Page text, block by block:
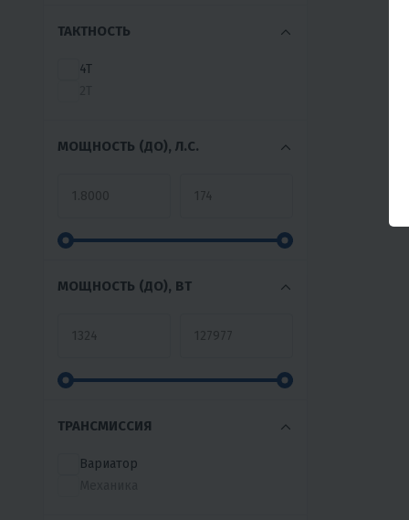
ТАКТНОСТЬ
4T
МОЩНОСТЬ (ДО), Л.С.
МОЩНОСТЬ (ДО), ВТ
ТРАНСМИССИЯ
Вариатор